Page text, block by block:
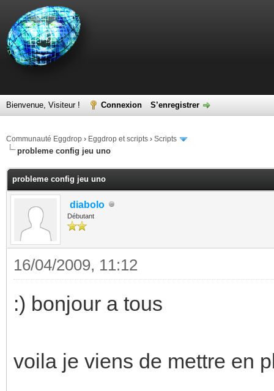
Bienvenue, Visiteur ! Connexion S’enregistrer
Communauté Eggdrop › Eggdrop et scripts › Scripts
probleme config jeu uno
probleme config jeu uno
diabolo
Débutant
16/04/2009, 11:12
:) bonjour a tous
voila je viens de mettre en